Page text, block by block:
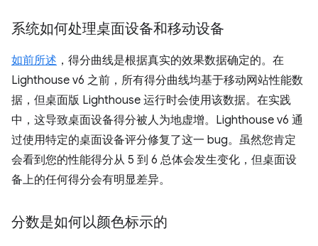
系统如何处理桌面设备和移动设备
如前所述 ，得分曲线是根据真实的效果数据确定的。在
Lighthouse v6 之前，所有得分曲线均基于移动网站性能数
据，但桌面版 Lighthouse 运行时会使用该数据。在实践
中，这导致桌面设备得分被人为地虚增。Lighthouse v6 通
过使用特定的桌面设备评分修复了这一 bug。虽然您肯定
会看到您的性能得分从 5 到 6 总体会发生变化，但桌面设
备上的任何得分会有明显差异。
分数是如何以颜色标示的